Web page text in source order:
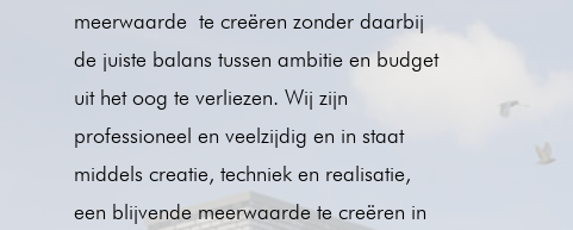
meerwaarde te creëren zonder daarbij
de juiste balans tussen ambitie en budget
uit het oog te verliezen. Wij zijn
professioneel en veelzijdig en in staat
middels creatie, techniek en realisatie,
een blijvende meerwaarde te creëren in